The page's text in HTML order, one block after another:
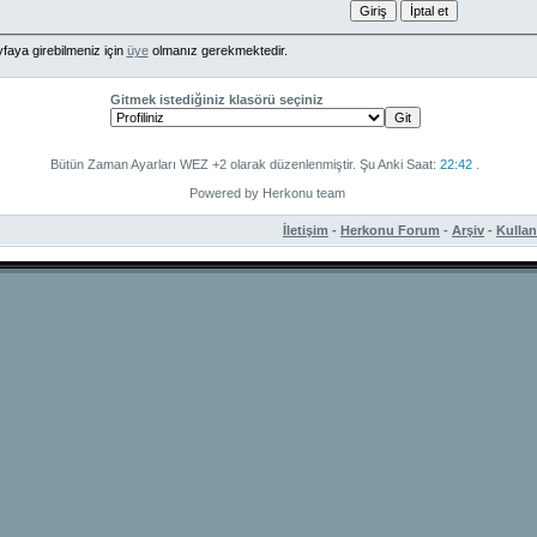
girebilmeniz için üyeolmanız gerekmektedir.
Gitmek istediğiniz klasörü seçiniz
Bütün Zaman Ayarları WEZ +2 olarak düzenlenmiştir. Şu Anki Saat: 22:42
Powered by Herkonu team
İletişim - Herkonu Forum - Arşiv -